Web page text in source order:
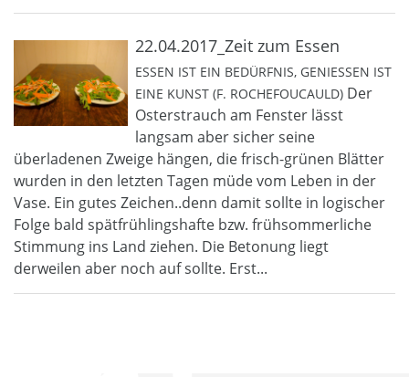
22.04.2017_Zeit zum Essen
ESSEN IST EIN BEDÜRFNIS, GENIESSEN IST E
INE KUNST (F. ROCHEFOUCAULD) Der
Osterstrauch am Fenster lässt
langsam aber sicher seine
überladenen Zweige hängen, die frisch-grünen Blätter
wurden in den letzten Tagen müde vom Leben in der
Vase. Ein gutes Zeichen..denn damit sollte in logischer
Folge bald spätfrühlingshafte bzw. frühsommerliche
Stimmung ins Land ziehen. Die Betonung liegt
derweilen aber noch auf sollte. Erst...